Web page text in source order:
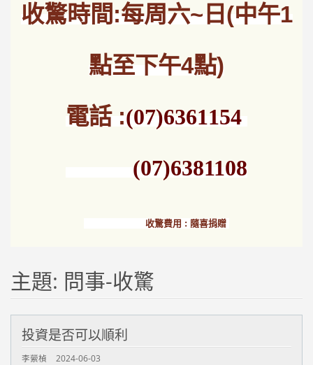
收驚時間:每周六~日(中午1
點至下午4點)
電話 :(07)6361154
(07)6381108
收驚費用 : 隨喜捐贈
主題: 問事-收驚
投資是否可以順利
李縈楨 2024-06-03